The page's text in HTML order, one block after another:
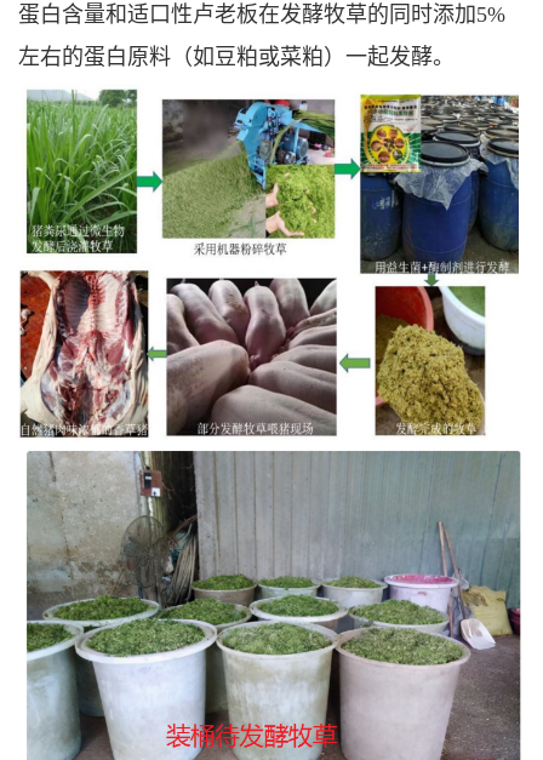
蛋白含量和适口性卢老板在发酵牧草的同时添加5%
左右的蛋白原料（如豆粕或菜粕）一起发酵。